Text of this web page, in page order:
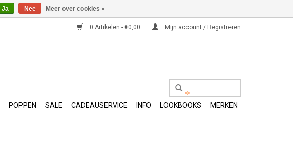
0 Artikelen - €0,00 Mijn account / Registreren
POPPEN SALE CADEAUSERVICE INFO LOOKBOOKS MERKEN
Ja Nee Meer over cookies »